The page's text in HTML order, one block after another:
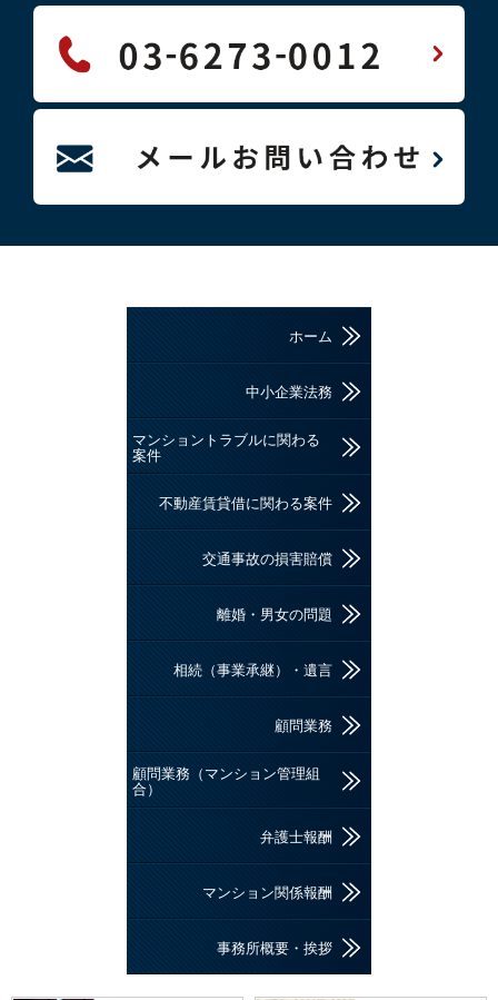
ホーム
中小企業法務
マンショントラブルに関わる
案件
不動産賃貸借に関わる案件
交通事故の損害賠償
離婚・男女の問題
相続（事業承継）・遺言
顧問業務
顧問業務（マンション管理組
合）
弁護士報酬
マンション関係報酬
事務所概要・挨拶